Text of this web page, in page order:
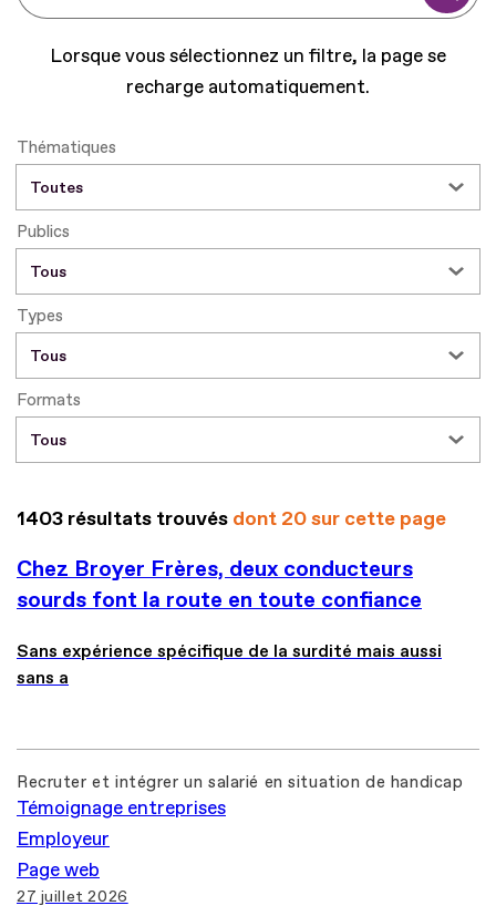
Lorsque vous sélectionnez un filtre, la page se
recharge automatiquement.
Thématiques
Publics
Types
Formats
1403 résultats trouvés dont 20 sur cette page
Chez Broyer Frères, deux conducteurs
sourds font la route en toute confiance
Sans expérience spécifique de la surdité mais aussi
sans a
Recruter et intégrer un salarié en situation de handicap
Témoignage entreprises
Employeur
Page web
27 juillet 2026